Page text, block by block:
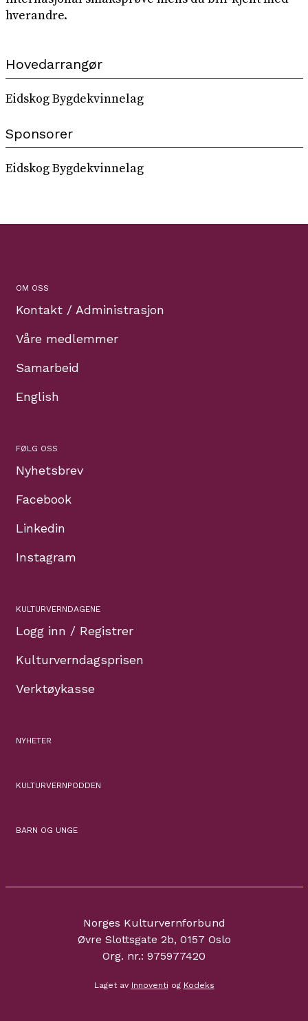
hverandre.
Hovedarrangør
Eidskog Bygdekvinnelag
Sponsorer
Eidskog Bygdekvinnelag
OM OSS
Kontakt / Administrasjon
Våre medlemmer
Samarbeid
English
FØLG OSS
Nyhetsbrev
Facebook
Linkedin
Instagram
KULTURVERNDAGENE
Logg inn / Registrer
Kulturverndagsprisen
Verktøykasse
NYHETER
KULTURVERNPODDEN
BARN OG UNGE
Norges Kulturvernforbund
Øvre Slottsgate 2b, 0157 Oslo
Org. nr.: 975977420
Laget av Innoventi og Kodeks